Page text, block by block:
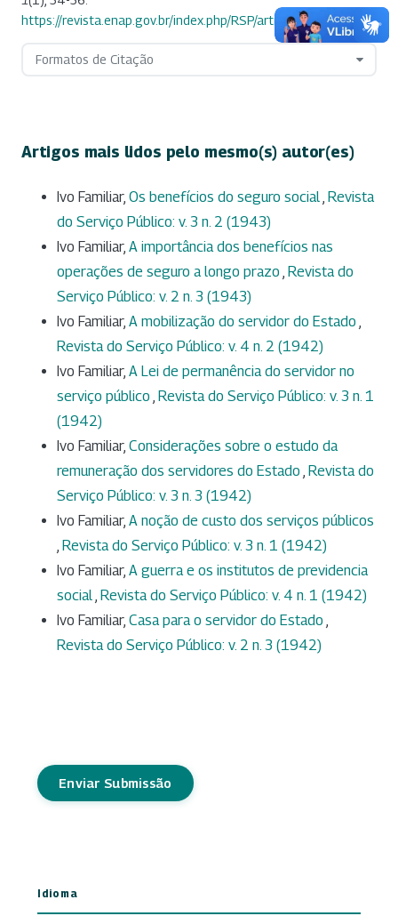
https://revista.enap.gov.br/index.php/RSP/article/view/8427
Formatos de Citação
Artigos mais lidos pelo mesmo(s) autor(es)
Ivo Familiar, Os benefícios do seguro social, Revista
do Serviço Público: v. 3 n. 2 (1943)
Ivo Familiar, A importância dos benefícios nas
operações de seguro a longo prazo , Revista do
Serviço Público: v. 2 n. 3 (1943)
Ivo Familiar, A mobilização do servidor do Estado ,
Revista do Serviço Público: v. 4 n. 2 (1942)
Ivo Familiar, A Lei de permanência do servidor no
serviço público , Revista do Serviço Público: v. 3 n. 1
(1942)
Ivo Familiar, Considerações sobre o estudo da
remuneração dos servidores do Estado , Revista do
Serviço Público: v. 3 n. 3 (1942)
Ivo Familiar, A noção de custo dos serviços públicos
, Revista do Serviço Público: v. 3 n. 1 (1942)
Ivo Familiar, A guerra e os institutos de previdencia
social, Revista do Serviço Público: v. 4 n. 1 (1942)
Ivo Familiar, Casa para o servidor do Estado ,
Revista do Serviço Público: v. 2 n. 3 (1942)
Enviar Submissão
Idioma